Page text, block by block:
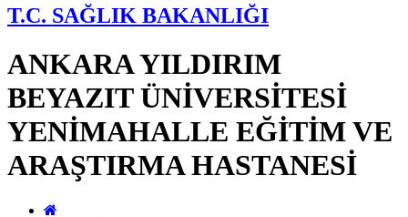
T.C. SAĞLIK BAKANLIĞI
ANKARA YILDIRIM
BEYAZIT ÜNİVERSİTESİ
YENİMAHALLE EĞİTİM VE
ARAŞTIRMA HASTANESİ